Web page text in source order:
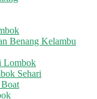
Benang Kelambu
Lombok
Sehari